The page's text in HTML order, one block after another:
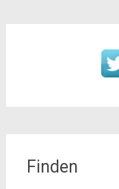
Finden